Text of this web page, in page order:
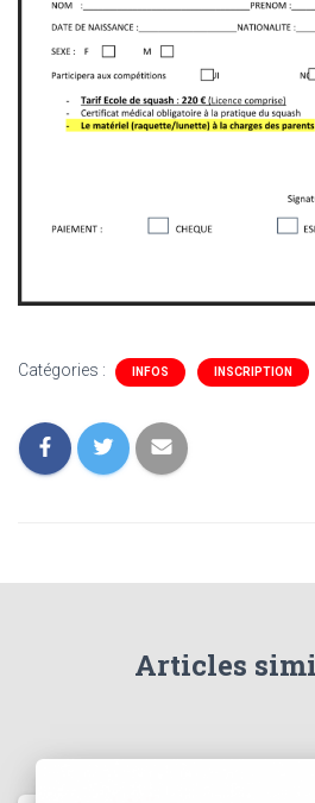
Catégories : INFOS INSCRIPTION
Articles